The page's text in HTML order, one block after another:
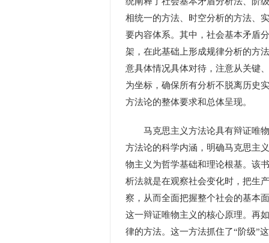
相统一的方法、时空分析的方法、
要内容体系。其中，社会基本矛盾
架，在此基础上形成规律分析的方
意具体情况具体对待，注意从关键
为坐标，确保所有分析不脱离历史
方法论的整体要求和总体呈现。
马克思主义方法论具有辩证唯物
方法论的科学内涵，明确马克思主
物主义为哲学基础和理论根基。该
析法就是在观察社会变化时，把生
察，从而全面把握整个社会的基本
这一辩证唯物主义的核心原理。再
律的方法。这一方法抓住了“阶级”